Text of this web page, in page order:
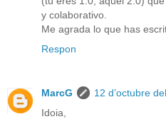
y colaborativo.
Me agrada lo que has
Respon
MarcG
12 d’octubre
Idoia,